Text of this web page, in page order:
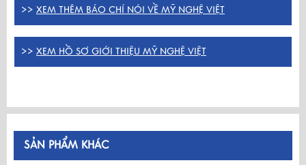
>> XEM THÊM BÁO CHÍ NÓI VỀ MỸ NGHỆ VIỆT
>> XEM HỒ SƠ GIỚI THIỆU MỸ NGHỆ VIỆT
SẢN PHẨM KHÁC